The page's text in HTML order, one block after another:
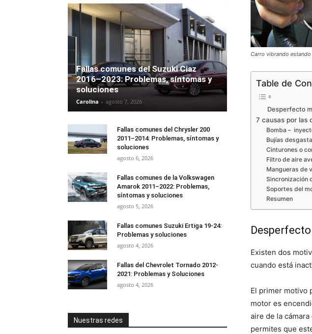
Carro vibrando
Table de
Desperfecto
7 causas por las
Bomba –
Bujías
Cinturones o
Filtro de aire
Mangueras de
Sincronización
Soportes del
Resumen
Existen dos
cuando está
El primer motivo
motor es
aire de la
permites que
Fallas comunes del Suzuki Ciaz
2016–2023: Problemas, síntomas y
soluciones
Carolina - agosto 7, 2026
Fallas comunes del Chrysler 200
2011–2014: Problemas, síntomas y
soluciones
agosto 6, 2026
Fallas comunes de la Volkswagen
Amarok 2011–2022: Problemas,
síntomas y soluciones
agosto 5, 2026
Fallas comunes Suzuki Ertiga 19-24:
Problemas y soluciones
agosto 4, 2026
Fallas del Chevrolet Tornado 2012-
2021: Problemas y Soluciones
agosto 4, 2026
Nuestras redes